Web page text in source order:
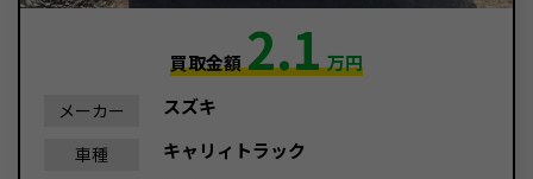
買取金額2.1万円
メーカー スズキ
車種 キャリィトラック